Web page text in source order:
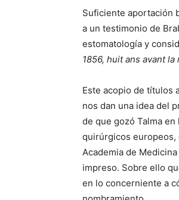
Suficiente aportación
a un testimonio de
estomatología y
1856, huit ans avant la
Este acopio de títulos
nos dan una idea del
de que gozó Talma
quirúrgicos europeos,
Academia de
impreso. Sobre ello
en lo concerniente a